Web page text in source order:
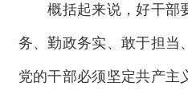
概括起来说，好干部
务、勤政务实、敢于担当
党的干部必须坚定共产主